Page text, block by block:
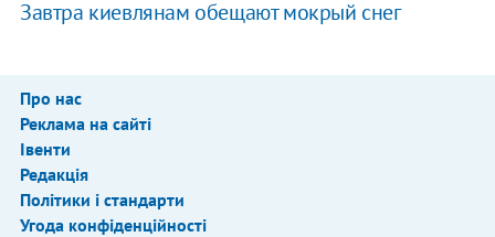
Завтра киевлянам обещают мокрый снег
Про нас
Реклама на сайті
Івенти
Редакція
Політики і стандарти
Угода конфіденційності